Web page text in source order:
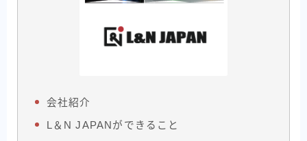
会社紹介
L＆N JAPANができること